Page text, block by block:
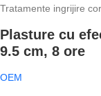
Tratamente ingrijire
Plasture cu
9.5 cm, 8 ore
OEM